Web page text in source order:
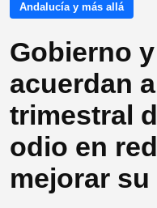
Andalucía y más allá
Gobierno
acuerdan
trimestral
odio en
mejorar